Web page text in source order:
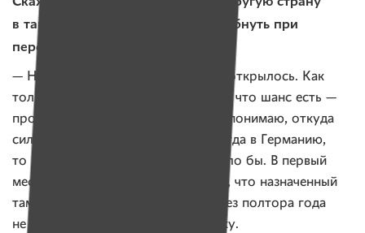
в таком состоянии, мог ведь погибнуть при
перелете.
— Не знаю. Будто второе дыхание открылось. Как
только получил ответ из Мюнхена, что шанс есть —
просто начал действовать. Сам не понимаю, откуда
силы взялись. Если бы не попал тогда в Германию,
то разговора нашего сейчас не было бы. В первый
месяц лечения я уже почувствовал, что назначенный
там препарат мне помогает. А через полтора года
не сомневался, что иду на поправку.